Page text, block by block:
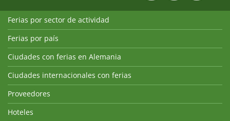
Ferias por sector de actividad
Ferias por país
Ciudades con ferias en Alemania
Ciudades internacionales con ferias
Proveedores
Hoteles